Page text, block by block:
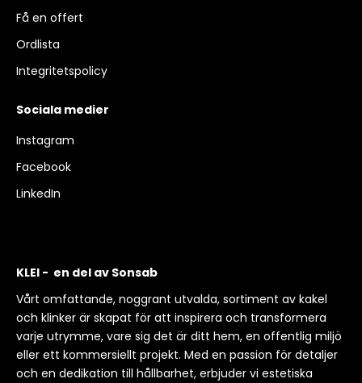
Få en offert
Ordlista
Integritetspolicy
Sociala medier
Instagram
Facebook
LinkedIn
KLEI - en del av Sonsab
Vårt omfattande, noggrant utvalda, sortiment av kakel
och klinker är skapat för att inspirera och transformera
varje utrymme, vare sig det är ditt hem, en offentlig miljö
eller ett kommersiellt projekt. Med en passion för detaljer
och en dedikation till hållbarhet, erbjuder vi estetiska